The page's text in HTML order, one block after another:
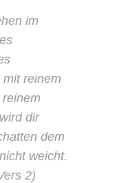
im
reinem
dir
dem
weicht.
2)